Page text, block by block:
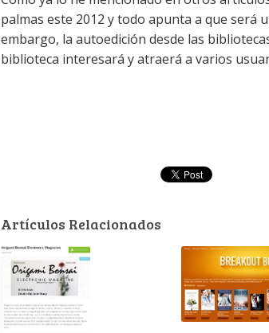
palmas este 2012 y todo apunta a que será
embargo, la autoedición desde las
biblioteca interesará y atraerá a varios
Artículos Relacionados